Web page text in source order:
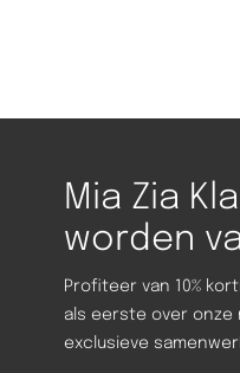
Mia Zia
worden
Profiteer van 10%
als eerste over onze
exclusieve